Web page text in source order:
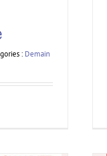
: Demain